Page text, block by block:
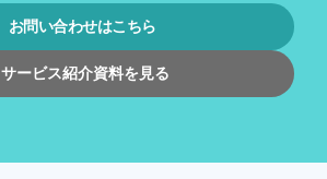
お問い合わせはこちら
サービス紹介資料を見る